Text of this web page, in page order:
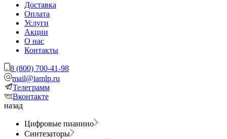
Доставка
Оплата
Услуги
Акции
О нас
Контакты
8 (800) 700-41-98
mail@iamlp.ru
Телеграмм
Вконтакте
назад
Цифровые пианино
Синтезаторы